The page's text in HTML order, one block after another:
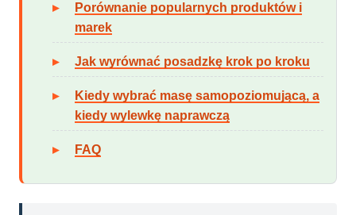
Porównanie popularnych produktów i
marek
Jak wyrównać posadzkę krok po kroku
Kiedy wybrać masę samopoziomującą, a
kiedy wylewkę naprawczą
FAQ